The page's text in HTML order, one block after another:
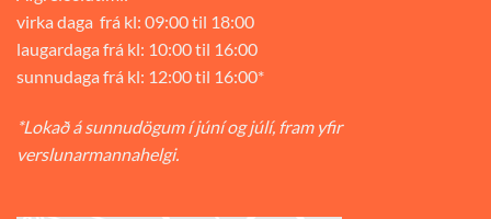
virka daga frá kl: 09:00 til 18:00
laugardaga frá kl: 10:00 til 16:00
sunnudaga frá kl: 12:00 til 16:00*
*Lokað á sunnudögum í júní og júlí, fram yfir
verslunarmannahelgi.